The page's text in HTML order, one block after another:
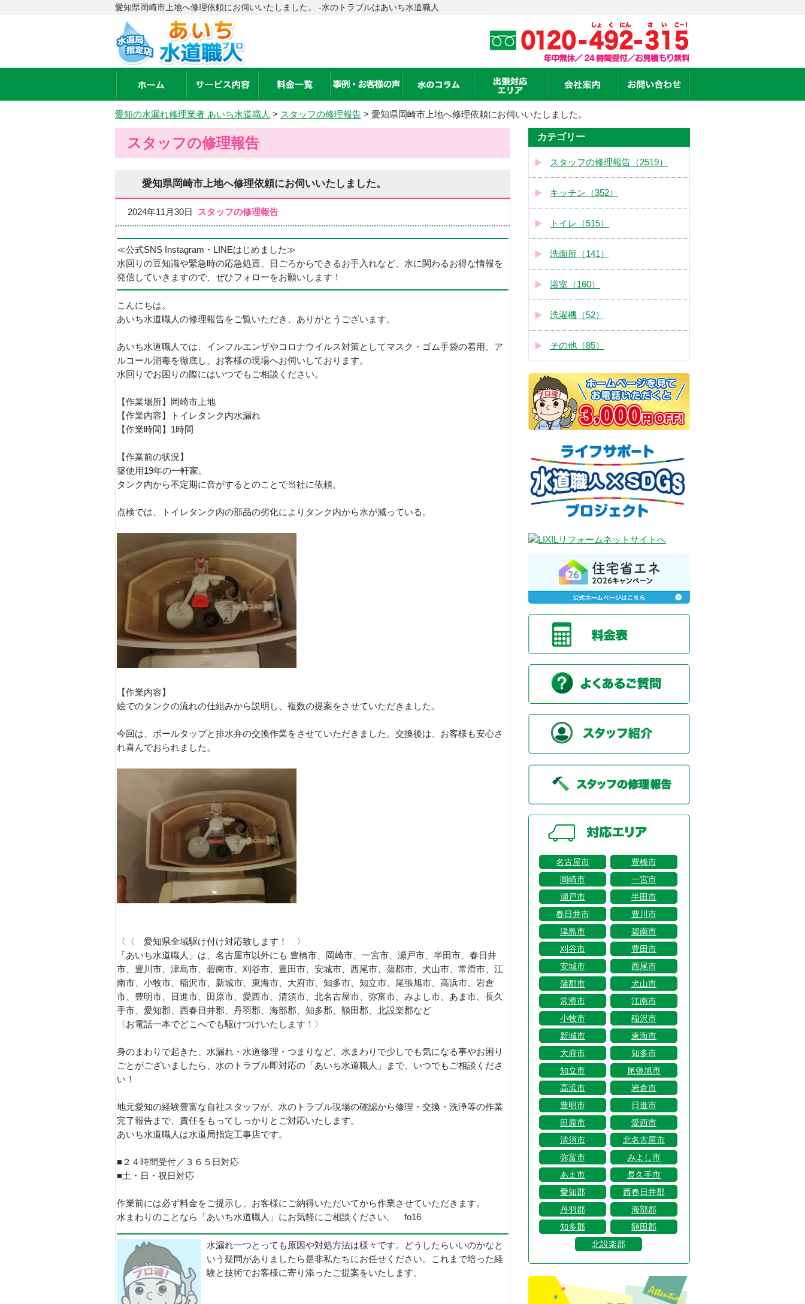
愛知県岡崎市上地へ修理依頼にお伺いいたしました。 -水のトラブルはあいち水道職人
愛知の水漏れ修理業者 あいち水道職人 > スタッフの修理報告 > 愛知県岡崎市上地へ修理依頼にお伺いいたしました。
スタッフの修理報告
愛知県岡崎市上地へ修理依頼にお伺いいたしました。
2024年11月30日 スタッフの修理報告
≪公式SNS Instagram・LINEはじめました≫
水回りの豆知識や緊急時の応急処置、日ごろからできるお手入れなど、水に関わるお得な情報を
発信していきますので、ぜひフォローをお願いします！
こんにちは。
あいち水道職人の修理報告をご覧いただき、ありがとうございます。
あいち水道職人では、インフルエンザやコロナウイルス対策としてマスク・ゴム手袋の着用、ア
ルコール消毒を徹底し、お客様の現場へお伺いしております。
水回りでお困りの際にはいつでもご相談ください。
【作業場所】岡崎市上地
【作業内容】トイレタンク内水漏れ
【作業時間】1時間
【作業前の状況】
築使用19年の一軒家。
タンク内から不定期に音がするとのことで当社に依頼。
点検では、トイレタンク内の部品の劣化によりタンク内から水が減っている。
【作業内容】
絵でのタンクの流れの仕組みから説明し、複数の提案をさせていただきました。
今回は、ボールタップと排水弁の交換作業をさせていただきました。交換後は、お客様も安心さ
れ喜んでおられました。
〈〈 愛知県全域駆け付け対応致します！ 〉
「あいち水道職人」は、名古屋市以外にも 豊橋市、岡崎市、一宮市、瀬戸市、半田市、春日井
市、豊川市、津島市、碧南市、刈谷市、豊田市、安城市、西尾市、蒲郡市、犬山市、常滑市、江
南市、小牧市、稲沢市、新城市、東海市、大府市、知多市、知立市、尾張旭市、高浜市、岩倉
市、豊明市、日進市、田原市、愛西市、清須市、北名古屋市、弥富市、みよし市、あま市、長久
手市、愛知郡、西春日井郡、丹羽郡、海部郡、知多郡、額田郡、北設楽郡など
〈お電話一本でどこへでも駆けつけいたします！〉
身のまわりで起きた、水漏れ・水道修理・つまりなど、水まわりで少しでも気になる事やお困り
ごとがございましたら、水のトラブル即対応の「あいち水道職人」まで、いつでもご相談くださ
い！
地元愛知の経験豊富な自社スタッフが、水のトラブル現場の確認から修理・交換・洗浄等の作業
完了報告まで、責任をもってしっかりとご対応いたします。
あいち水道職人は水道局指定工事店です。
■２４時間受付／３６５日対応
■土・日・祝日対応
作業前には必ず料金をご提示し、お客様にご納得いただいてから作業させていただきます。
水まわりのことなら「あいち水道職人」にお気軽にご相談ください。 fo16
水漏れ一つとっても原因や対処方法は様々です。どうしたらいいのかなと
いう疑問がありましたら是非私たちにお任せください。これまで培った経
験と技術でお客様に寄り添ったご提案をいたします。
カテゴリー
スタッフの修理報告（2519）
キッチン（352）
トイレ（515）
洗面所（141）
浴室（160）
洗濯機（52）
その他（85）
名古屋市
豊橋市
岡崎市
一宮市
瀬戸市
半田市
春日井市
豊川市
津島市
碧南市
刈谷市
豊田市
安城市
西尾市
蒲郡市
犬山市
常滑市
江南市
小牧市
稲沢市
新城市
東海市
大府市
知多市
知立市
尾張旭市
高浜市
岩倉市
豊明市
日進市
田原市
愛西市
清須市
北名古屋市
弥富市
みよし市
あま市
長久手市
愛知郡
西春日井郡
丹羽郡
海部郡
知多郡
額田郡
北設楽郡